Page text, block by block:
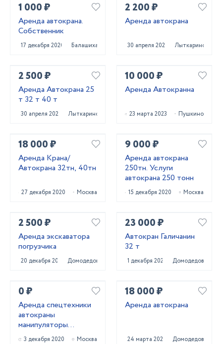
1 000 ₽
Аренда автокрана.
Собственник
17 декабря 2020 Балашиха
2 200 ₽
Аренда автокрана
30 апреля 2023 Лыткарино
2 500 ₽
Аренда Автокрана 25
т 32 т 40 т
30 апреля 2023 Лыткарино
10 000 ₽
Аренда Автокранна
23 марта 2023 Пушкино
18 000 ₽
Аренда Крана/
Автокрана 32тн, 40тн
27 декабря 2020 Москва
9 000 ₽
Аренда автокрана
250тн. Услуги
автокрана 250 тонн
15 декабря 2020 Москва
2 500 ₽
Аренда экскаватора
погрузчика
20 декабря 2023 Домодедово
23 000 ₽
Автокран Галичанин
32 т
1 декабря 2023 Домодедово
0 ₽
Аренда спецтехники
автокраны
манипуляторы
автовышки
3 декабря 2020 Москва
18 000 ₽
Аренда автокрана
24 марта 2023 Домодедово